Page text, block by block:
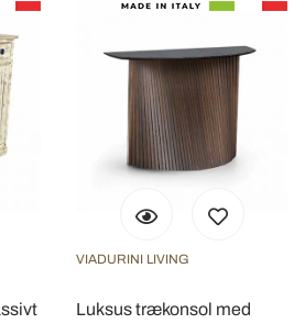
personalizzare contenuti ed
dei social media e per
Condividiamo inoltre
in cui utilizza il nostro sito con i
di analisi dei dati web,
i quali potrebbero combinarle
che ha fornito loro o che hanno
dei loro servizi.
VIADURINI LIVING
Luksus trækonsol med